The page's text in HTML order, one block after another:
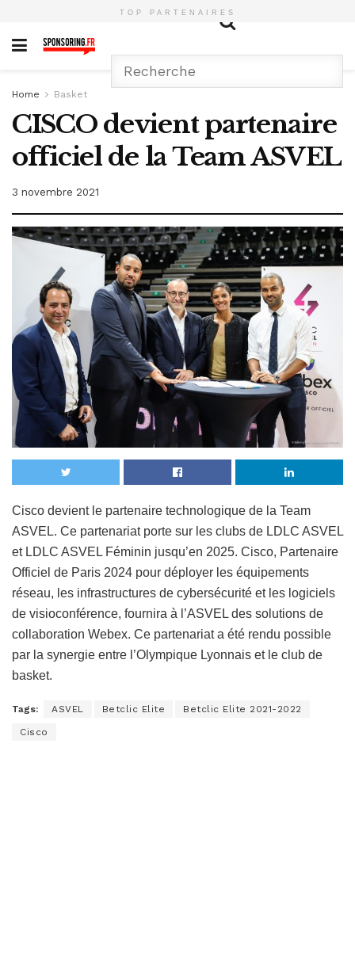
TOP PARTENAIRES
Home Basket
CISCO devient partenaire
officiel de la Team ASVEL
3 novembre 2021
Cisco devient le partenaire technologique de la Team
ASVEL. Ce partenariat porte sur les clubs de LDLC ASVEL
et LDLC ASVEL Féminin jusqu’en 2025. Cisco, Partenaire
Officiel de Paris 2024 pour déployer les équipements
réseau, les infrastructures de cybersécurité et les logiciels
de visioconférence, fournira à l’ASVEL des solutions de
collaboration Webex. Ce partenariat a été rendu possible
par la synergie entre l’Olympique Lyonnais et le club de
basket.
Tags: ASVEL Betclic Elite Betclic Elite 2021-2022
Cisco